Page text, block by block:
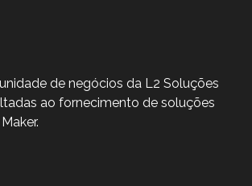
de negócios da L2 Soluções
ao fornecimento de soluções